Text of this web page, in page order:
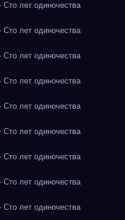
лет одиночества
лет одиночества
лет одиночества
лет одиночества
лет одиночества
лет одиночества
лет одиночества
лет одиночества
лет одиночества